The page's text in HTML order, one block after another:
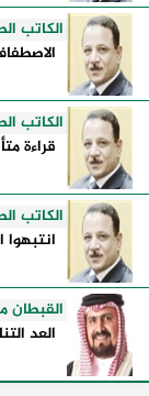
الكاتب
الكاتب
قراءة
الكاتب
انتبهوا
القبطان
العد